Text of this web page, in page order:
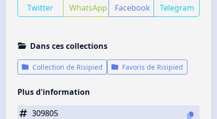
Twitter WhatsApp Facebook Telegram
Dans ces collections
Collection de Risipied Favoris de Risipied
Plus d'information
309805